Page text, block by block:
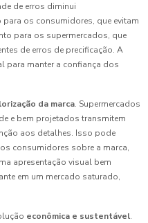
de erros diminui
os consumidores, que evitam
para os supermercados, que
de erros de precificação. A
para manter a confiança dos
da marca. Supermercados
e bem projetados transmitem
aos detalhes. Isso pode
consumidores sobre a marca,
apresentação visual bem
em um mercado saturado,
econômica e sustentável.